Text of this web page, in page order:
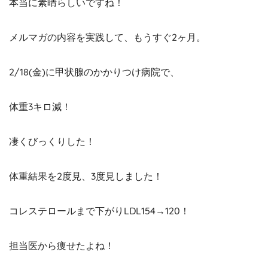
メルマガの内容を実践して、もうすぐ2ヶ月。
2/18(金)に甲状腺のかかりつけ病院で、
体重3キロ減！
凄くびっくりした！
体重結果を2度見、3度見しました！
コレステロールまで下がりLDL154→120！
担当医から痩せたよね！